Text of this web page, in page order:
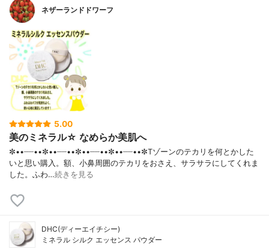
ネザーランドドワーフ
5.00
美のミネラル☆ なめらか美肌へ
✼••┈┈••✼••┈┈••✼••┈┈••✼••┈┈••✼Tゾーンのテカリを何とかした
いと思い購入。額、小鼻周囲のテカリをおさえ、サラサラにしてくれま
した。ふわ…続きを見る
DHC(ディーエイチシー)
ミネラル シルク エッセンス パウダー